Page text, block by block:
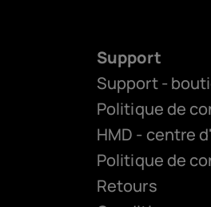
Support
Support -
Politique de
HMD - centre
Politique de
Retours